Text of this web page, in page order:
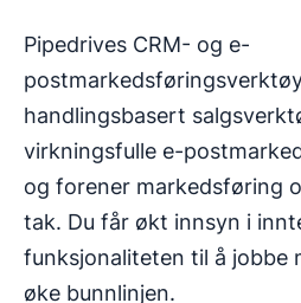
Pipedrives CRM- og e-
handlingsbasert
virkningsfulle e-
og forener markedsføring
tak. Du får økt innsyn i
funksjonaliteten til å jobbe
øke bunnlinjen.